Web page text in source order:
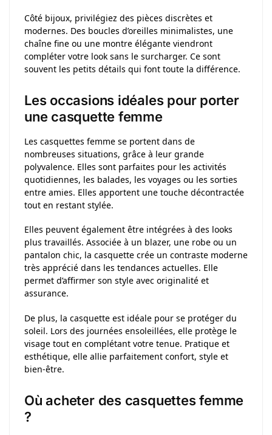
Côté bijoux, privilégiez des pièces discrètes et
modernes. Des boucles d’oreilles minimalistes, une
chaîne fine ou une montre élégante viendront
compléter votre look sans le surcharger. Ce sont
souvent les petits détails qui font toute la différence.
Les occasions idéales pour porter
une casquette femme
Les casquettes femme se portent dans de
nombreuses situations, grâce à leur grande
polyvalence. Elles sont parfaites pour les activités
quotidiennes, les balades, les voyages ou les sorties
entre amies. Elles apportent une touche décontractée
tout en restant stylée.
Elles peuvent également être intégrées à des looks
plus travaillés. Associée à un blazer, une robe ou un
pantalon chic, la casquette crée un contraste moderne
très apprécié dans les tendances actuelles. Elle
permet d’affirmer son style avec originalité et
assurance.
De plus, la casquette est idéale pour se protéger du
soleil. Lors des journées ensoleillées, elle protège le
visage tout en complétant votre tenue. Pratique et
esthétique, elle allie parfaitement confort, style et
bien-être.
Où acheter des casquettes femme
?